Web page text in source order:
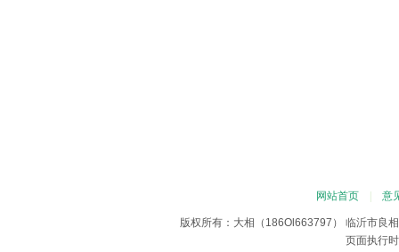
网站首页 意
版权所有：大相（186Ol663797） 临沂市
页面执行